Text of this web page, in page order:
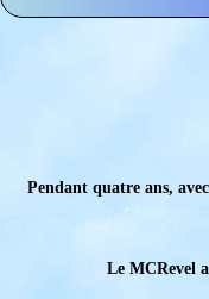
Pendant quatre ans,
Le MCRevel